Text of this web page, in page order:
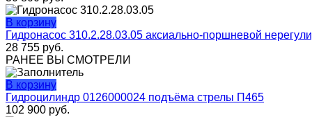
В корзину
Гидронасос 310.2.28.03.05 аксиально-поршневой
28 755 руб.
РАНЕЕ ВЫ СМОТРЕЛИ
В корзину
Гидроцилиндр 0126000024 подъёма стрелы П465
102 900 руб.